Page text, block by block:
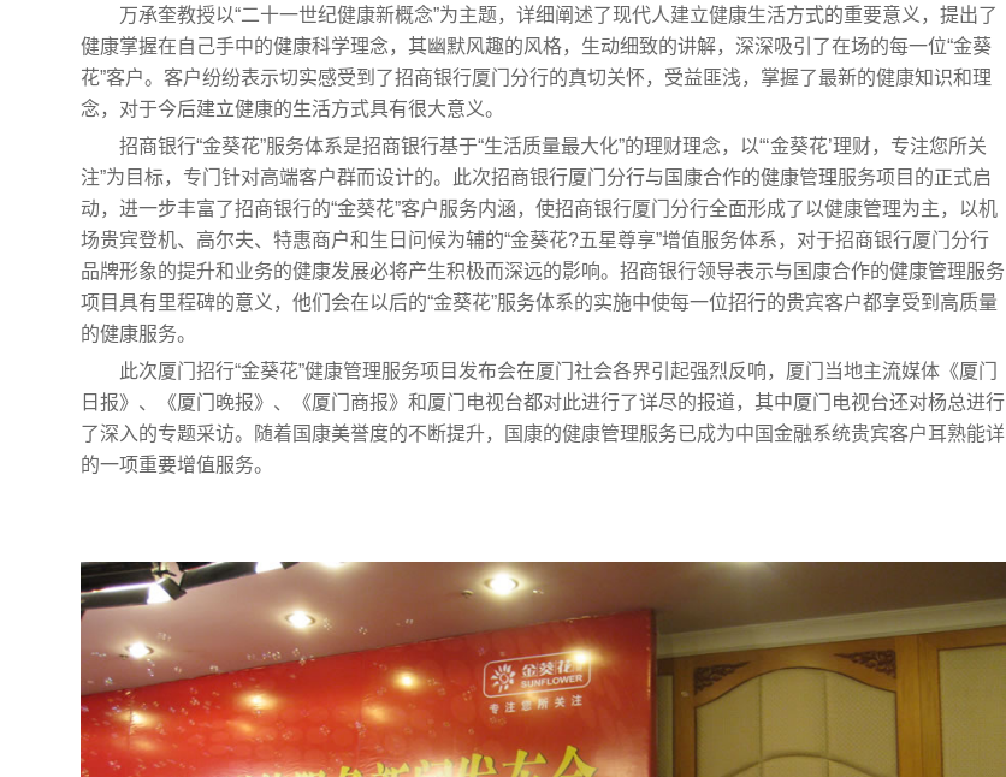
万承奎教授以“二十一世纪健康新概念”为主题，详细阐述了现代人建立健康生活方式的重要意义，提出了
健康掌握在自己手中的健康科学理念，其幽默风趣的风格，生动细致的讲解，深深吸引了在场的每一位“金葵
花”客户。客户纷纷表示切实感受到了招商银行厦门分行的真切关怀，受益匪浅，掌握了最新的健康知识和理
念，对于今后建立健康的生活方式具有很大意义。
招商银行“金葵花”服务体系是招商银行基于“生活质量最大化”的理财理念，以“‘金葵花’理财，专注您所关
注”为目标，专门针对高端客户群而设计的。此次招商银行厦门分行与国康合作的健康管理服务项目的正式启
动，进一步丰富了招商银行的“金葵花”客户服务内涵，使招商银行厦门分行全面形成了以健康管理为主，以机
场贵宾登机、高尔夫、特惠商户和生日问候为辅的“金葵花?五星尊享”增值服务体系，对于招商银行厦门分行
品牌形象的提升和业务的健康发展必将产生积极而深远的影响。招商银行领导表示与国康合作的健康管理服务
项目具有里程碑的意义，他们会在以后的“金葵花”服务体系的实施中使每一位招行的贵宾客户都享受到高质量
的健康服务。
此次厦门招行“金葵花”健康管理服务项目发布会在厦门社会各界引起强烈反响，厦门当地主流媒体《厦门
日报》、《厦门晚报》、《厦门商报》和厦门电视台都对此进行了详尽的报道，其中厦门电视台还对杨总进行
了深入的专题采访。随着国康美誉度的不断提升，国康的健康管理服务已成为中国金融系统贵宾客户耳熟能详
的一项重要增值服务。